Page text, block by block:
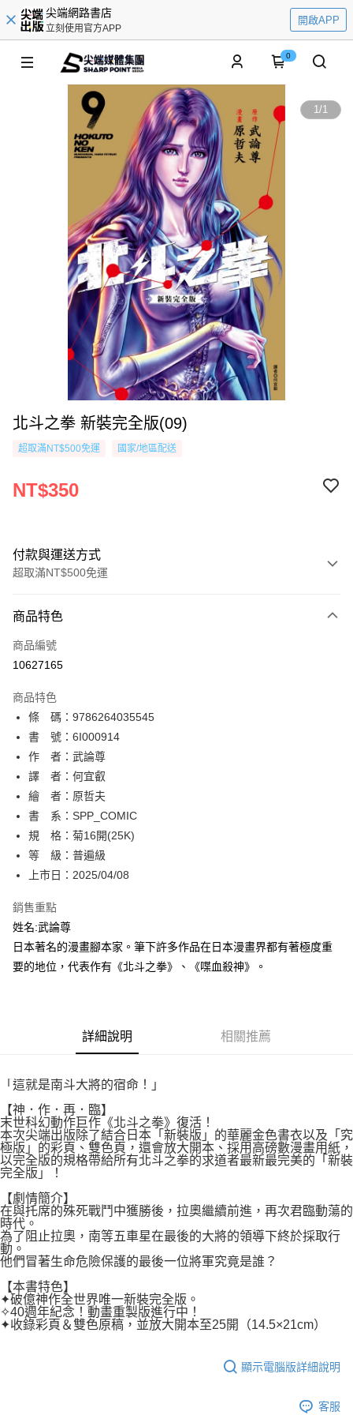
尖端網路書店
立刻使用官方APP
開啟APP
0
1/1
北斗之拳 新裝完全版(09)
超取滿NT$500免運 國家/地區配送
NT$350
付款與運送方式
超取滿NT$500免運
信用卡一次付款
超商取貨付款
相關說明
【關於「AFTEE先享後付」】
AFTEE先享後付是「在收到商品之後才付款」的支付方式。 讓您購物簡單
便利好安心！
１．簡單：不需註冊會員、不需綁卡、不需儲值。
２．便利：只要手機號碼，簡訊認證，即可結帳。
３．安心：先確認商品／服務後，再付款。
【「AFTEE先享後付」結帳流程】
１．於結帳方式選擇「AFTEE先享後付」後，將跳轉至「AFTEE先享後付」
結帳頁面，進行簡訊認證並確認金額後，即可完成結帳。
２．訂單成立數日內，您將收到繳費通知簡訊。
３．收到繳費通知簡訊後14天內，點擊此簡訊中的連結，可透過四大超商／
※ 請注意：結帳手續完成當下不需立刻繳費，但若您需要取消訂單，請聯絡
購買商品的店家。未經商家同意取消之訂單仍視為有效，需透過AFTEE先享
後付繳納相關費用。
※ 交易是否成功請以「AFTEE先享後付 」之結帳頁面顯示為準，若有關於
是否繳費成功／繳費後需取消欲退款等相關疑問，請聯繫「AFTEE先享後付
易，需依本服務之必要範圍內提供個人資料，並將交易相關給付款項請求債
https://aftee.tw/terms/#terms3
３．未成年的使用者請事先徵得法定代理人或監護人之同意方可使用
「AFTEE先享後付」，若未經同意申辦者引起之損失，本公司不負相關責
任。
４．使用「AFTEE先享後付」時，將依據個別帳號之用戶狀況，依本公司即
時審查核予不同之上限額度；若仍有額度不足之情形，本公司將視審查結果
請求用戶進行身份認證。
５．嚴禁一人註冊多個帳號或使用他人資訊註冊。若發現惡意使用之情形，
恩沛科技股份有限公司將有權停止該用戶之使用額度並採取法律行動。
ATM付款
運送方式
全家取貨付款
每筆NT$80，滿NT$500(含以上)免運費
付款後全家取貨
每筆NT$80，滿NT$500(含以上)免運費
每筆NT$80，滿NT$500(含以上)免運費
付款後萊爾富取貨
每筆NT$80，滿NT$500(含以上)免運費
付款後7-11取貨
宅配
每筆NT$100，滿NT$800(含以上)免運費
國家/地區配送 查看運費
商品特色
商品編號
10627165
商品特色
條 碼：9786264035545
書 號：6I000914
作 者：武論尊
譯 者：何宜叡
繪 者：原哲夫
書 系：SPP_COMIC
規 格：菊16開(25K)
等 級：普遍級
上市日：2025/04/08
銷售重點
姓名:武論尊
日本著名的漫畫腳本家。筆下許多作品在日本漫畫界都有著極度重
要的地位，代表作有《北斗之拳》、《喋血殺神》。
詳細說明 相關推薦
「這就是南斗大將的宿命！」
【神．作．再．臨】
末世科幻動作巨作《北斗之拳》復活！
本次尖端出版除了結合日本「新裝版」的華麗金色書衣以及「究
極版」的彩頁、雙色頁，還會放大開本、採用高磅數漫畫用紙，
以完全版的規格帶給所有北斗之拳的求道者最新最完美的「新裝
完全版」！
【劇情簡介】
在與托席的殊死戰鬥中獲勝後，拉奧繼續前進，再次君臨動蕩的
時代。
為了阻止拉奧，南等五車星在最後的大將的領導下終於採取行
動。
他們冒著生命危險保護的最後一位將軍究竟是誰？
【本書特色】
✦破億神作全世界唯一新裝完全版。
✧40週年紀念！動畫重製版進行中！
✦收錄彩頁＆雙色原稿，並放大開本至25開（14.5×21cm）
顯示電腦版詳細說明
客服